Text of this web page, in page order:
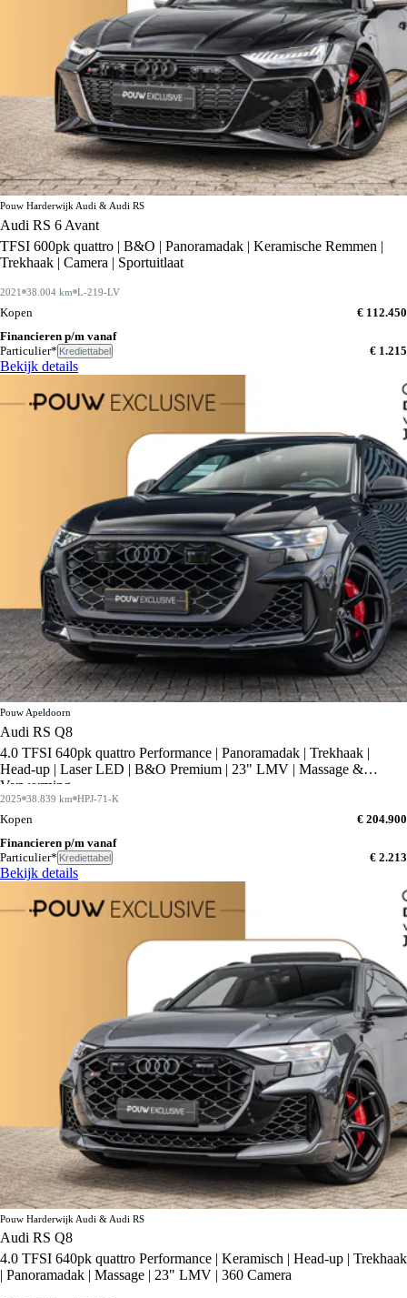
Pouw Harderwijk Audi & Audi RS
Audi RS 6 Avant
TFSI 600pk quattro | B&O | Panoramadak | Keramische Remmen |
Trekhaak | Camera | Sportuitlaat
2021 38.004 km L-219-LV
Kopen
€ 112.450
Financieren p/m vanaf
Particulier* Krediettabel € 1.215
Bekijk details
Pouw Apeldoorn
Audi RS Q8
4.0 TFSI 640pk quattro Performance | Panoramadak | Trekhaak |
Head-up | Laser LED | B&O Premium | 23" LMV | Massage &
Verwarming
2025 38.839 km HPJ-71-K
Kopen
€ 204.900
Financieren p/m vanaf
Particulier* Krediettabel € 2.213
Bekijk details
Pouw Harderwijk Audi & Audi RS
Audi RS Q8
4.0 TFSI 640pk quattro Performance | Keramisch | Head-up | Trekhaak
| Panoramadak | Massage | 23" LMV | 360 Camera